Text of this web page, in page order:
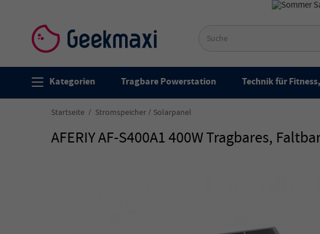
Kategorien Tragbare Powerstation Technik für
Startseite Stromspeicher Solarpanel
AFERIY AF-S400A1 400W Tragbares,